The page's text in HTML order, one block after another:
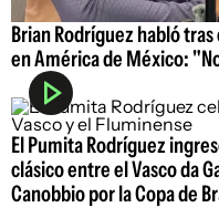
Brian Rodríguez habló
en América de México:
El Pumita Rodríguez
clásico entre el Vasco da
Canobbio por la Copa de